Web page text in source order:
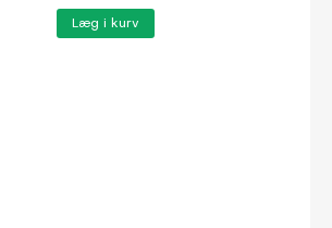
Læg i kurv